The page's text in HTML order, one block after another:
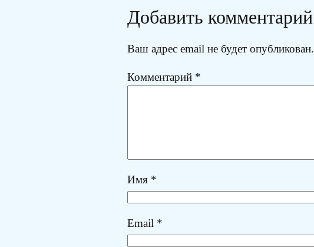
Добавить комментарий
Ваш адрес email не будет опубликован.
Комментарий *
Имя *
Email *